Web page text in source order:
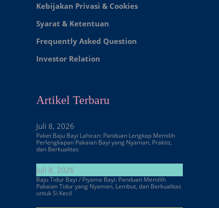
Kebijakan Privasi & Cookies
Syarat & Ketentuan
Frequently Asked Question
Investor Relation
Artikel Terbaru
Juli 8, 2026
Paket Baju Bayi Lahiran: Panduan Lengkap Memilih
Perlengkapan Pakaian Bayi yang Nyaman, Praktis,
dan Berkualitas
Juli 8, 2026
Baju Tidur Bayi / Piyama Bayi: Panduan Memilih
Pakaian Tidur yang Nyaman, Lembut, dan Berkualitas
untuk Si Kecil